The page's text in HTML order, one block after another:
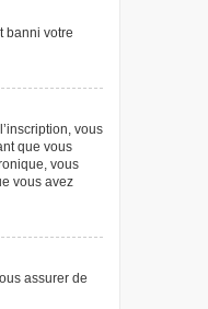
banni votre
vous
que vous
vous
vous avez
assurer de